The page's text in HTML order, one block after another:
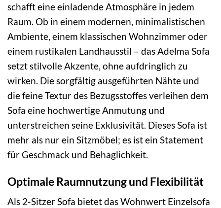
schafft eine einladende Atmosphäre in jedem
Raum. Ob in einem modernen, minimalistischen
Ambiente, einem klassischen Wohnzimmer oder
einem rustikalen Landhausstil – das Adelma Sofa
setzt stilvolle Akzente, ohne aufdringlich zu
wirken. Die sorgfältig ausgeführten Nähte und
die feine Textur des Bezugsstoffes verleihen dem
Sofa eine hochwertige Anmutung und
unterstreichen seine Exklusivität. Dieses Sofa ist
mehr als nur ein Sitzmöbel; es ist ein Statement
für Geschmack und Behaglichkeit.
Optimale Raumnutzung und Flexibilität
Als 2-Sitzer Sofa bietet das Wohnwert Einzelsofa